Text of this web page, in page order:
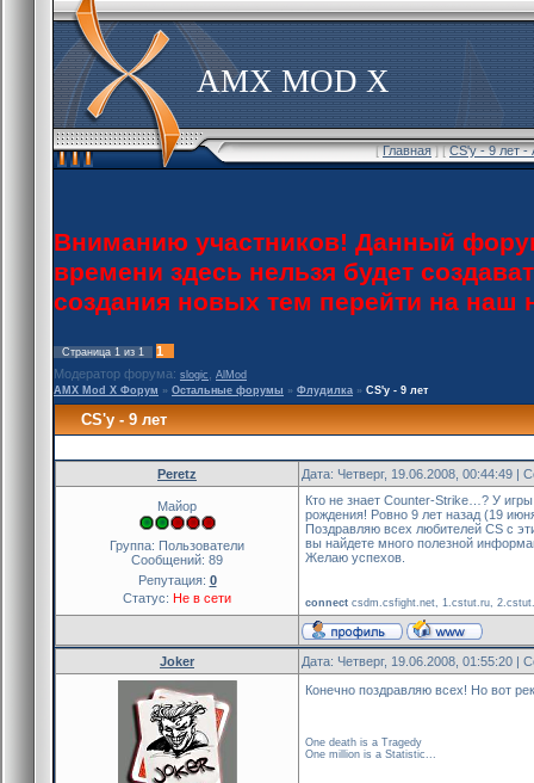
AMX MOD X
[Главная] [CS'у - 9 лет -
Вниманию участников! Данный
времени здесь нельзя будет
создания новых тем перейти на
Страница 1 из 1
1
Модератор форума: slogic
AlMod
AMX Mod X Форум » Остальные форумы » Флудилка » CS'у - 9 лет
CS'у - 9 лет
Peretz Дата: Четверг, 19.06.2008, 00:44:49 |
Майор
Группа: Пользователи
Сообщений: 89
Репутация: 0
Статус: Не в сети
Кто не знает Counter-Strike…? У
рождения! Ровно 9 лет назад (19
Поздравляю всех любителей CS с
вы найдете много полезной
Желаю успехов.
connect csdm.csfight.net, 1.cstut.ru,
Joker Дата: Четверг, 19.06.2008, 01:55:20 |
Конечно поздравляю всех! Но вот
One death is a Tragedy
One million is a Statistic...